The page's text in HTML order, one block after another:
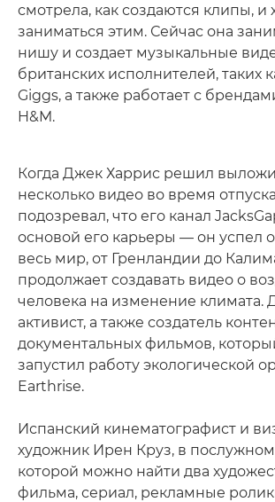
смотрела, как создаются клипы, и
заниматься этим. Сейчас она
нишу и создает музыкальные
британских исполнителей, таких
Giggs, а также работает с
H&M.
Когда Джек Харрис решил
несколько видео во время
подозревал, что его канал
основой его карьеры — он успел
весь мир, от Гренландии до
продолжает создавать видео о
человека на изменение климата.
активист, а также создатель
документальных фильмов,
запустил работу экологической
Earthrise.
Испанский кинематографист и
художник Ирен Круз, в
которой можно найти два
фильма, сериал, рекламные